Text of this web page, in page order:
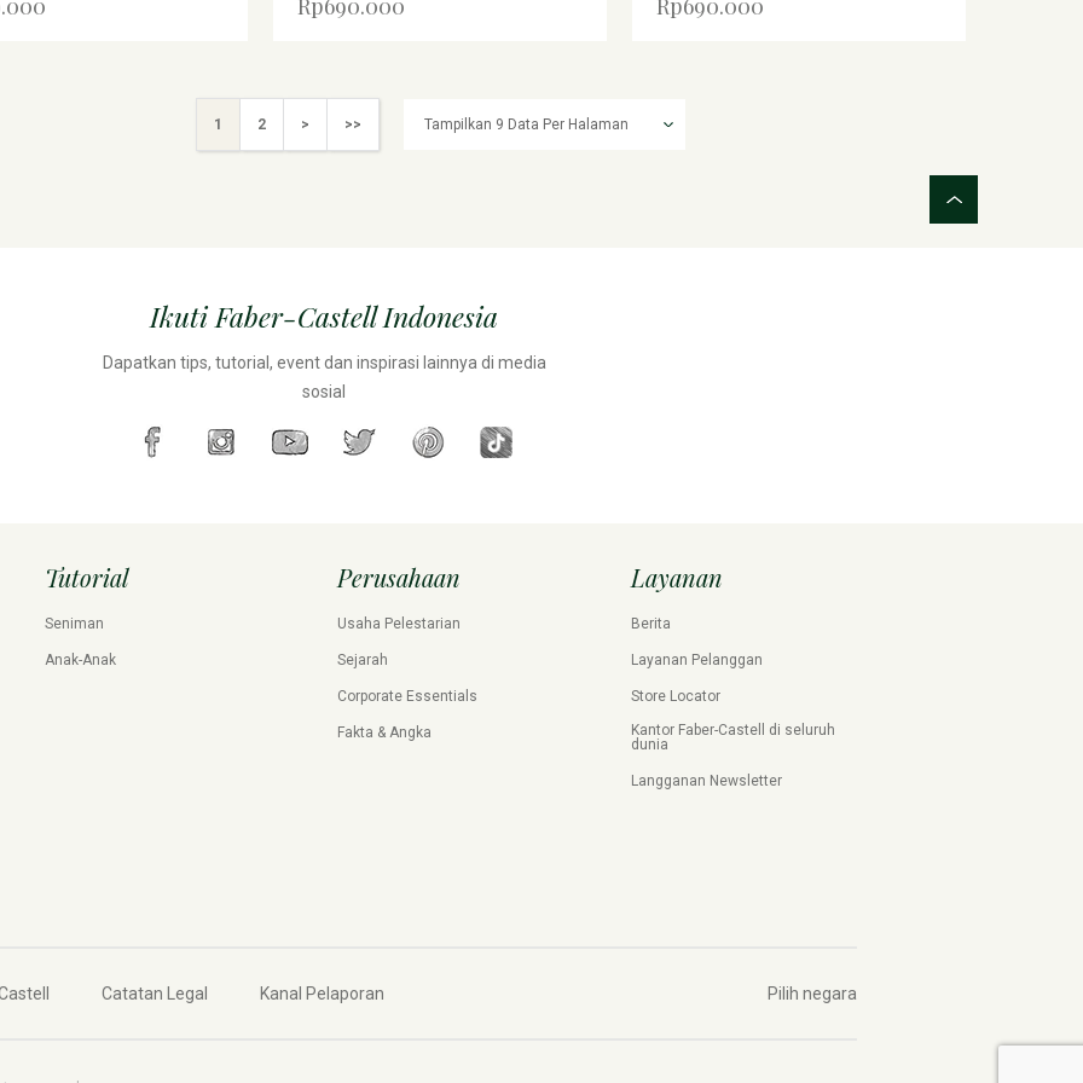
1 2 > >>
Ikuti Faber-Castell Indonesia
Dapatkan tips, tutorial, event dan inspirasi lainnya di media
sosial
Tutorial
Seniman
Anak-Anak
Perusahaan
Usaha Pelestarian
Sejarah
Corporate Essentials
Fakta & Angka
Layanan
Berita
Layanan Pelanggan
Store Locator
Kantor Faber-Castell di seluruh
dunia
Langganan Newsletter
Catatan Legal Kanal Pelaporan Pilih negara